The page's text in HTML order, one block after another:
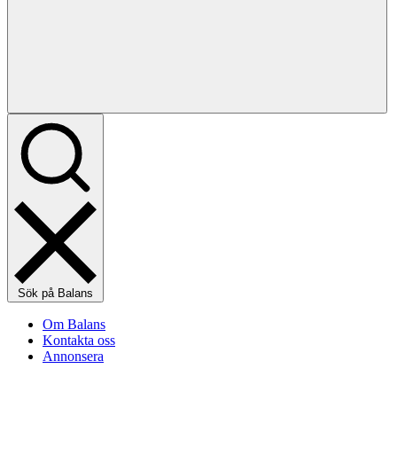
Sök på Balans
Om Balans
Kontakta oss
Annonsera